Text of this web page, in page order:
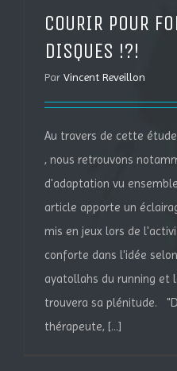
COURIR POUR
DISQUES !?!
Par Vincent Reveillon
Au travers de cette
, nous retrouvons
d'adaptation vu
article apporte un
mis en jeux lors de
conforte dans l'idée
ayatollahs du running et
trouvera sa plénitude.
thérapeute, [...]